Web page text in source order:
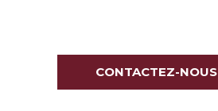
CONTACTEZ-NOUS